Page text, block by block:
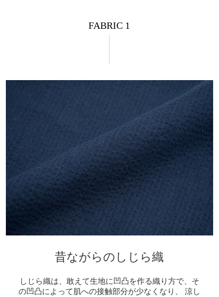
FABRIC 1
昔ながらのしじら織
しじら織は、敢えて生地に凹凸を作る織り方で、そ
の凹凸によって肌への接触部分が少なくなり、 涼し